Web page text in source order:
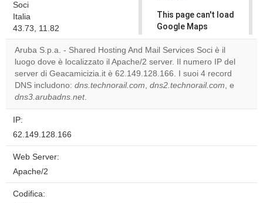
Soci
Italia
43.73, 11.82
This page can't load
Google Maps
correctly.
Do you
own this
website?
OK
Aruba S.p.a. - Shared Hosting And Mail Services Soci è il
luogo dove è localizzato il Apache/2 server. Il numero IP del
server di Geacamicizia.it è 62.149.128.166. I suoi 4 record
DNS includono: dns.technorail.com, dns2.technorail.com, e
dns3.arubadns.net.
IP:
62.149.128.166
Web Server:
Apache/2
Codifica: